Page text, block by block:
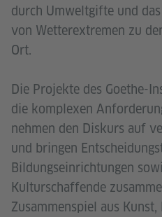
durch Umweltgifte und
von Wetterextremen zu
Ort.
Die Projekte des Goethe-
die komplexen
nehmen den Diskurs auf
und bringen
Bildungseinrichtungen
Kulturschaffende
Zusammenspiel aus